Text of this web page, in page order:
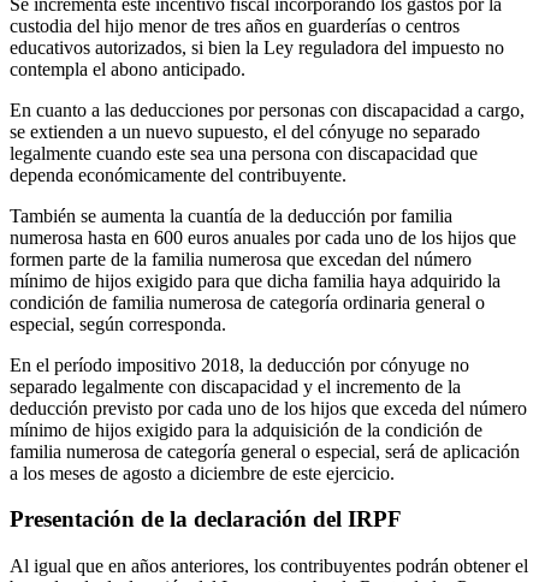
custodia del hijo menor de tres años en guarderías o centros
educativos autorizados, si bien la Ley reguladora del impuesto no
contempla el abono anticipado.
En cuanto a las deducciones por personas con discapacidad a cargo,
se extienden a un nuevo supuesto, el del cónyuge no separado
legalmente cuando este sea una persona con discapacidad que
dependa económicamente del contribuyente.
También se aumenta la cuantía de la deducción por familia
numerosa hasta en 600 euros anuales por cada uno de los hijos que
formen parte de la familia numerosa que excedan del número
mínimo de hijos exigido para que dicha familia haya adquirido la
condición de familia numerosa de categoría ordinaria general o
especial, según corresponda.
En el período impositivo 2018, la deducción por cónyuge no
separado legalmente con discapacidad y el incremento de la
deducción previsto por cada uno de los hijos que exceda del número
mínimo de hijos exigido para la adquisición de la condición de
familia numerosa de categoría general o especial, será de aplicación
a los meses de agosto a diciembre de este ejercicio.
Presentación de la declaración del IRPF
Al igual que en años anteriores, los contribuyentes podrán obtener el